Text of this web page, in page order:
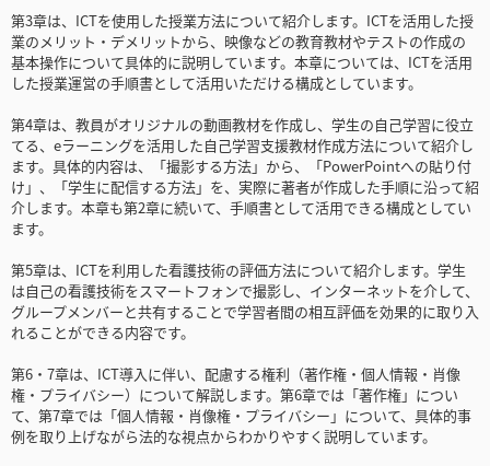
第3章は、ICTを使用した授業方法について紹介します。ICTを活用した授
業のメリット・デメリットから、映像などの教育教材やテストの作成の
基本操作について具体的に説明しています。本章については、ICTを活用
した授業運営の手順書として活用いただける構成としています。
第4章は、教員がオリジナルの動画教材を作成し、学生の自己学習に役立
てる、eラーニングを活用した自己学習支援教材作成方法について紹介し
ます。具体的内容は、「撮影する方法」から、「PowerPointへの貼り付
け」、「学生に配信する方法」を、実際に著者が作成した手順に沿って紹
介します。本章も第2章に続いて、手順書として活用できる構成としてい
ます。
第5章は、ICTを利用した看護技術の評価方法について紹介します。学生
は自己の看護技術をスマートフォンで撮影し、インターネットを介して、
グループメンバーと共有することで学習者間の相互評価を効果的に取り入
れることができる内容です。
第6・7章は、ICT導入に伴い、配慮する権利（著作権・個人情報・肖像
権・プライバシー）について解説します。第6章では「著作権」につい
て、第7章では「個人情報・肖像権・プライバシー」について、具体的事
例を取り上げながら法的な視点からわかりやすく説明しています。